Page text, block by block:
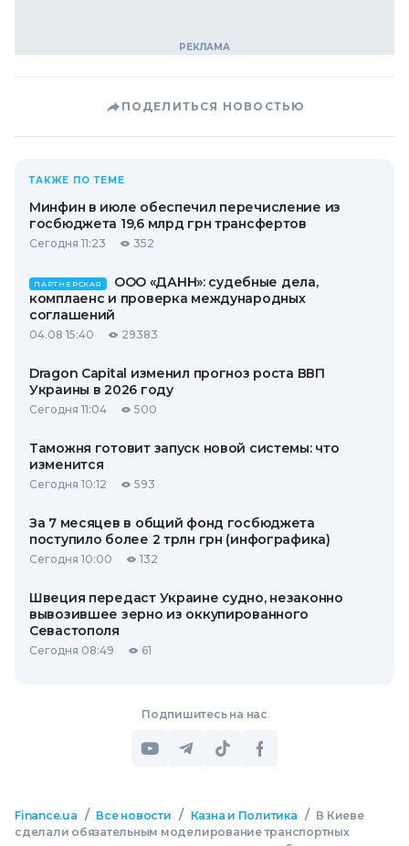
ПОДЕЛИТЬСЯ НОВОСТЬЮ
ТАКЖЕ ПО ТЕМЕ
Минфин в июле обеспечил перечисление из
госбюджета 19,6 млрд грн трансфертов
Сегодня 11:23 352
ПАРТНЕРСКАЯ
ООО «ДАНН»: судебные дела,
комплаенс и проверка международных
соглашений
04.08 15:40 29383
Dragon Capital изменил прогноз роста ВВП
Украины в 2026 году
Сегодня 11:04 500
Таможня готовит запуск новой системы: что
изменится
Сегодня 10:12 593
За 7 месяцев в общий фонд госбюджета
поступило более 2 трлн грн (инфографика)
Сегодня 10:00 132
Швеция передаст Украине судно, незаконно
вывозившее зерно из оккупированного
Севастополя
Сегодня 08:49 61
Подпишитесь на нас
Finance.ua / Все новости / Казна и Политика / В Киеве
сделали обязательным моделирование транспортных